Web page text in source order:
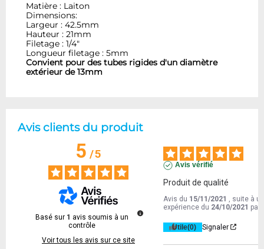
Matière : Laiton
Dimensions:
Largeur : 42.5mm
Hauteur : 21mm
Filetage : 1/4"
Longueur filetage : 5mm
Convient pour des tubes rigides d'un diamètre
extérieur de 13mm
Avis clients du produit
5/5
Basé sur 1 avis soumis à un
contrôle
Voir tous les avis sur ce site
Avis vérifié
Produit de qualité
Avis du 15/11/2021
, suite à
expérience du 24/10/2021 par
Utile(0) Signaler